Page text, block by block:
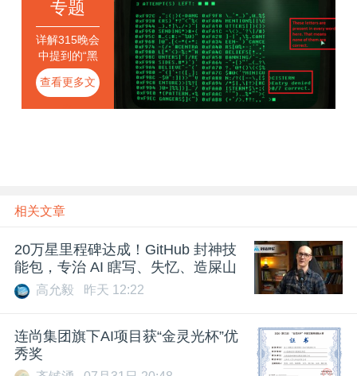
专题
详解315晚会
中提到的“黑
客手法”
查看更多文
章
相关文章
20万星里程碑达成！GitHub 封神技
能包，专治 AI 瞎写、失忆、造屎山
高允毅 昨天 12:22
连尚集团旗下AI项目获“金灵光杯”优
秀奖